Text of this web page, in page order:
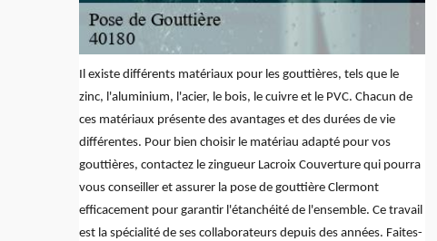
Il existe différents matériaux pour les gouttières, tels que le
zinc, l'aluminium, l'acier, le bois, le cuivre et le PVC. Chacun de
ces matériaux présente des avantages et des durées de vie
différentes. Pour bien choisir le matériau adapté pour vos
gouttières, contactez le zingueur Lacroix Couverture qui pourra
vous conseiller et assurer la pose de gouttière Clermont
efficacement pour garantir l'étanchéité de l'ensemble. Ce travail
est la spécialité de ses collaborateurs depuis des années. Faites-